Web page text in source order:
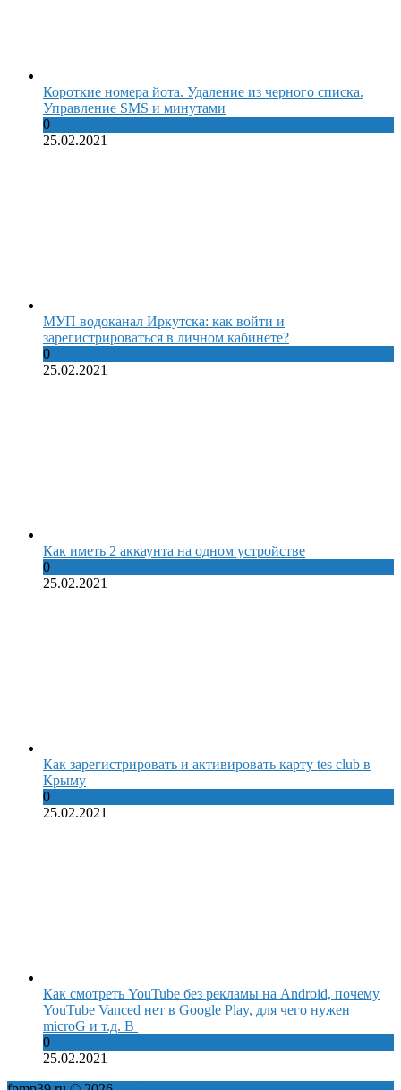
Короткие номера йота. Удаление из черного списка.
Управление SMS и минутами
0
25.02.2021
МУП водоканал Иркутска: как войти и
зарегистрироваться в личном кабинете?
0
25.02.2021
Как иметь 2 аккаунта на одном устройстве
0
25.02.2021
Как зарегистрировать и активировать карту tes club в
Крыму
0
25.02.2021
Как смотреть YouTube без рекламы на Android, почему
YouTube Vanced нет в Google Play, для чего нужен
microG и т.д. В
0
25.02.2021